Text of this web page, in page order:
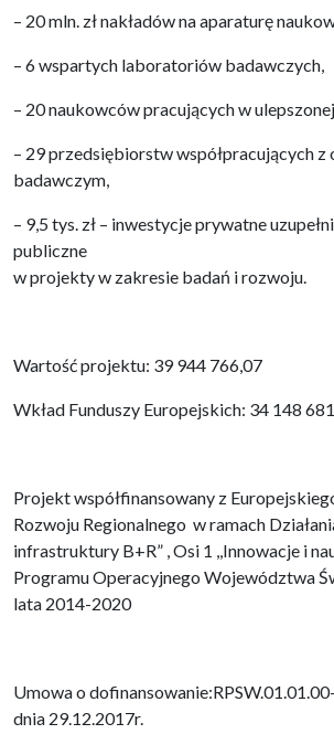
– 20 mln. zł nakładów na aparaturę
– 6 wspartych laboratoriów badawczych,
– 20 naukowców pracujących w
– 29 przedsiębiorstw współpracujących z
badawczym,
– 9,5 tys. zł – inwestycje prywatne
publiczne
w projekty w zakresie badań i rozwoju.
Wartość projektu: 39 944 766,07
Wkład Funduszy Europejskich: 34 148
Projekt współfinansowany z
Rozwoju Regionalnego w ramach
infrastruktury B+R” , Osi 1 ,,Innowacje i
Programu Operacyjnego Województwa
lata 2014-2020
Umowa o
dnia 29.12.2017r.